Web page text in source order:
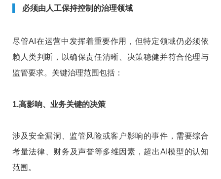
必须由人工保持控制的治理领域
尽管AI在运营中发挥着重要作用，但特定领域仍必须依
赖人类判断，以确保责任清晰、决策稳健并符合伦理与
监管要求。关键治理范围包括：
1.高影响、业务关键的决策
涉及安全漏洞、监管风险或客户影响的事件，需要综合
考量法律、财务及声誉等多维因素，超出AI模型的认知
范围。